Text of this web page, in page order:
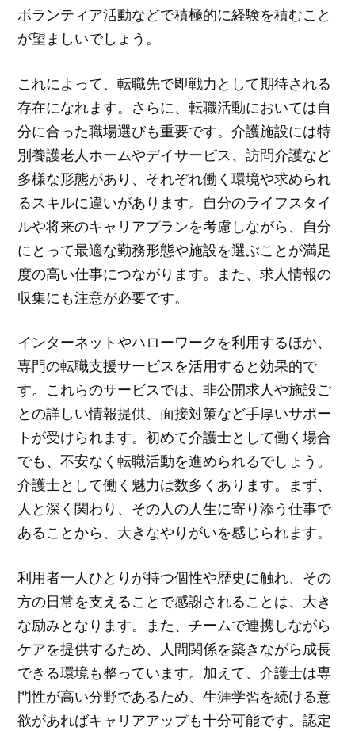
ボランティア活動などで積極的に経験を積むこと
が望ましいでしょう。
これによって、転職先で即戦力として期待される
存在になれます。さらに、転職活動においては自
分に合った職場選びも重要です。介護施設には特
別養護老人ホームやデイサービス、訪問介護など
多様な形態があり、それぞれ働く環境や求められ
るスキルに違いがあります。自分のライフスタイ
ルや将来のキャリアプランを考慮しながら、自分
にとって最適な勤務形態や施設を選ぶことが満足
度の高い仕事につながります。また、求人情報の
収集にも注意が必要です。
インターネットやハローワークを利用するほか、
専門の転職支援サービスを活用すると効果的で
す。これらのサービスでは、非公開求人や施設ご
との詳しい情報提供、面接対策など手厚いサポー
トが受けられます。初めて介護士として働く場合
でも、不安なく転職活動を進められるでしょう。
介護士として働く魅力は数多くあります。まず、
人と深く関わり、その人の人生に寄り添う仕事で
あることから、大きなやりがいを感じられます。
利用者一人ひとりが持つ個性や歴史に触れ、その
方の日常を支えることで感謝されることは、大き
な励みとなります。また、チームで連携しながら
ケアを提供するため、人間関係を築きながら成長
できる環境も整っています。加えて、介護士は専
門性が高い分野であるため、生涯学習を続ける意
欲があればキャリアアップも十分可能です。認定